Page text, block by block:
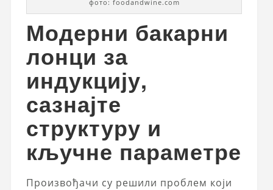
фото: foodandwine.com
Модерни бакарни
лонци за
индукцију,
сазнајте
структуру и
кључне параметре
Произвођачи су решили проблем који